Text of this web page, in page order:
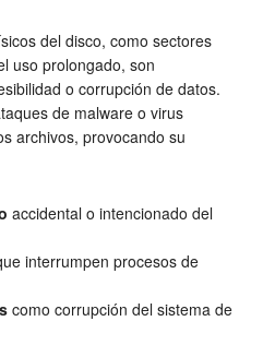
del disco, como sectores
uso prolongado, son
o corrupción de datos.
de malware o virus
archivos, provocando su
accidental o intencionado del
interrumpen procesos de
como corrupción del sistema de